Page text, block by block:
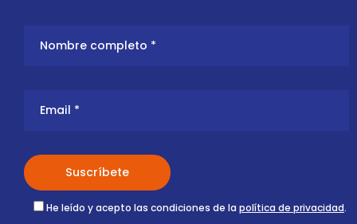
He leído y acepto las condiciones de la política de privacidad.